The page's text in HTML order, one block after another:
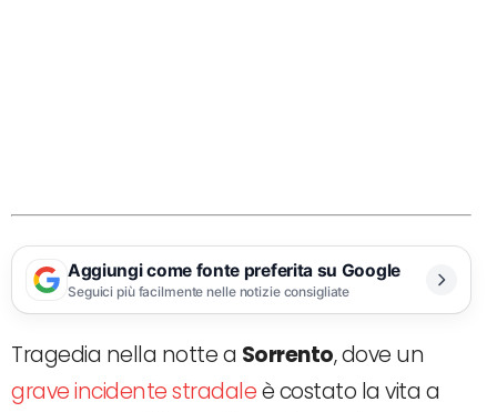
Aggiungi come fonte preferita su Google
Seguici più facilmente nelle notizie consigliate
Tragedia nella notte a Sorrento, dove un
grave incidente stradaleè costato la vita a